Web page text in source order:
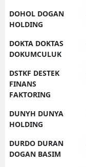
DOHOL DOGAN
HOLDING
DOKTA DOKTAS
DOKUMCULUK
DSTKF DESTEK
FINANS
FAKTORING
DUNYH DUNYA
HOLDING
DURDO DURAN
DOGAN BASIM